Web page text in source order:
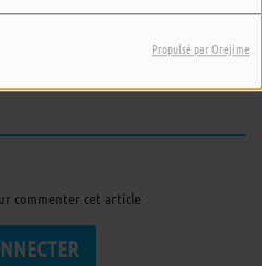
Propulsé par Orejime
le festival Viens Dans Mon
commenter cet article